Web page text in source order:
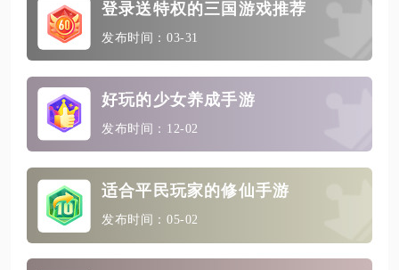
登录送特权的三国游戏推荐
发布时间：03-31
好玩的少女养成手游
发布时间：12-02
适合平民玩家的修仙手游
发布时间：05-02